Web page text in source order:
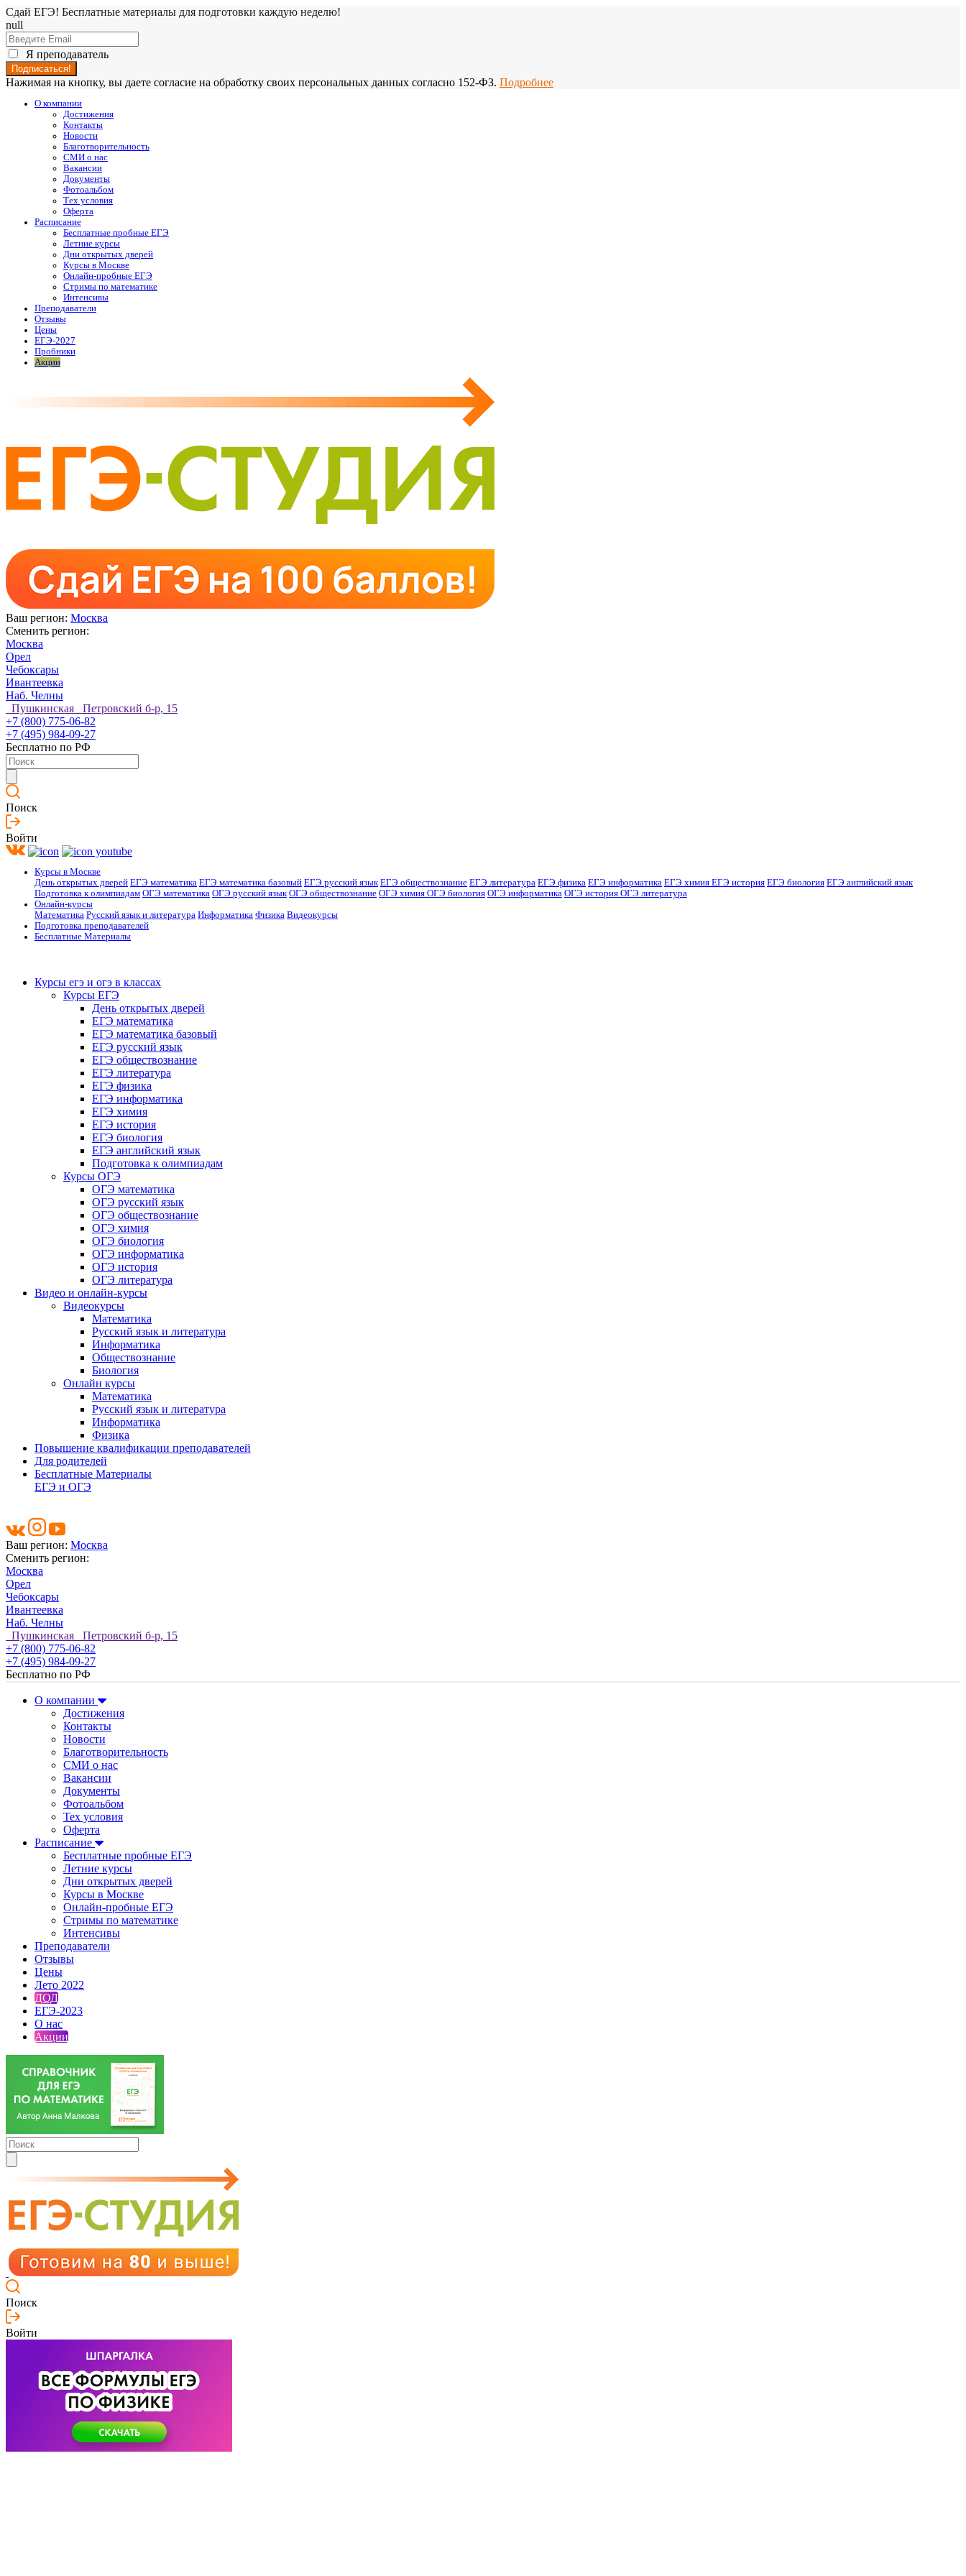
Сдай ЕГЭ! Бесплатные материалы для подготовки каждую неделю!
null
Я преподаватель
Нажимая на кнопку, вы даете согласие на обработку своих персональных данных согласно 152-ФЗ. Подробнее
О компании
Достижения
Контакты
Новости
Благотворительность
СМИ о нас
Вакансии
Документы
Фотоальбом
Тех условия
Оферта
Расписание
Бесплатные пробные ЕГЭ
Летние курсы
Дни открытых дверей
Курсы в Москве
Онлайн-пробные ЕГЭ
Стримы по математике
Интенсивы
Преподаватели
Отзывы
Цены
ЕГЭ-2027
Пробники
Акции
Ваш регион: Москва
Сменить регион:
Москва
Орел
Чебоксары
Ивантеевка
Наб. Челны
Пушкинская Петровский б-р, 15
+7 (800) 775-06-82
+7 (495) 984-09-27
Бесплатно по РФ
Поиск
Войти
Курсы в Москве
День открытых дверей ЕГЭ математика ЕГЭ математика базовый ЕГЭ русский язык ЕГЭ обществознание ЕГЭ литература ЕГЭ физика ЕГЭ информатика ЕГЭ химия ЕГЭ история ЕГЭ биология ЕГЭ английский язык
Подготовка к олимпиадам ОГЭ математика ОГЭ русский язык ОГЭ обществознание ОГЭ химия ОГЭ биология ОГЭ информатика ОГЭ история ОГЭ литература
Онлайн-курсы
Математика Русский язык и литература Информатика Физика Видеокурсы
Подготовка преподавателей
Бесплатные Материалы
Курсы егэ и огэ в классах
Курсы ЕГЭ
День открытых дверей
ЕГЭ математика
ЕГЭ математика базовый
ЕГЭ русский язык
ЕГЭ обществознание
ЕГЭ литература
ЕГЭ физика
ЕГЭ информатика
ЕГЭ химия
ЕГЭ история
ЕГЭ биология
ЕГЭ английский язык
Подготовка к олимпиадам
Курсы ОГЭ
ОГЭ математика
ОГЭ русский язык
ОГЭ обществознание
ОГЭ химия
ОГЭ биология
ОГЭ информатика
ОГЭ история
ОГЭ литература
Видео и онлайн-курсы
Видеокурсы
Математика
Русский язык и литература
Информатика
Обществознание
Биология
Онлайн курсы
Математика
Русский язык и литература
Информатика
Физика
Повышение квалификации преподавателей
Для родителей
Бесплатные Материалы
ЕГЭ и ОГЭ
Ваш регион: Москва
Сменить регион:
Москва
Орел
Чебоксары
Ивантеевка
Наб. Челны
Пушкинская Петровский б-р, 15
+7 (800) 775-06-82
+7 (495) 984-09-27
Бесплатно по РФ
О компании
Достижения
Контакты
Новости
Благотворительность
СМИ о нас
Вакансии
Документы
Фотоальбом
Тех условия
Оферта
Расписание
Бесплатные пробные ЕГЭ
Летние курсы
Дни открытых дверей
Курсы в Москве
Онлайн-пробные ЕГЭ
Стримы по математике
Интенсивы
Преподаватели
Отзывы
Цены
Лето 2022
ДОД
ЕГЭ-2023
О нас
Акции
Поиск
Войти